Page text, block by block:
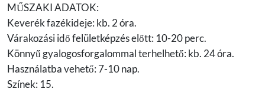
MŰSZAKI ADATOK:
Keverék fazékideje: kb. 2 óra.
Várakozási idő felületképzés előtt: 10-20 perc.
Könnyű gyalogosforgalommal terhelhető: kb. 24 óra.
Használatba vehető: 7-10 nap.
Színek: 15.